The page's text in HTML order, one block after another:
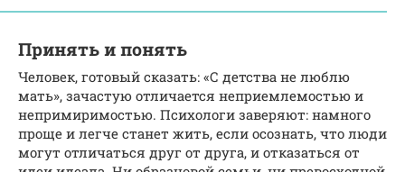
Принять и понять
Человек, готовый сказать: «С детства не люблю
мать», зачастую отличается неприемлемостью и
непримиримостью. Психологи заверяют: намного
проще и легче станет жить, если осознать, что люди
могут отличаться друг от друга, и отказаться от